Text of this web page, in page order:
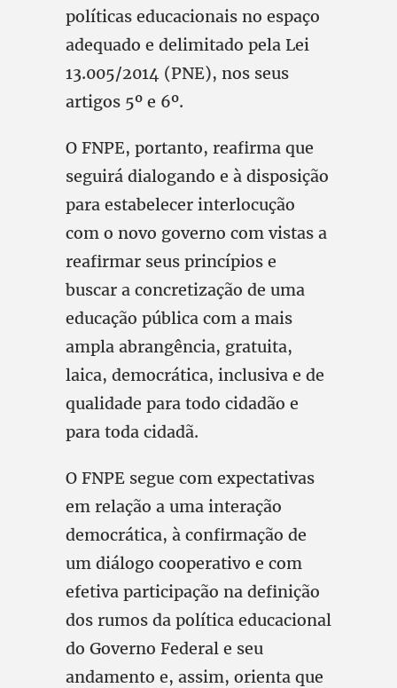
políticas educacionais no espaço
adequado e delimitado pela Lei
13.005/2014 (PNE), nos seus
artigos 5º e 6º.
O FNPE, portanto, reafirma que
seguirá dialogando e à disposição
para estabelecer interlocução
com o novo governo com vistas a
reafirmar seus princípios e
buscar a concretização de uma
educação pública com a mais
ampla abrangência, gratuita,
laica, democrática, inclusiva e de
qualidade para todo cidadão e
para toda cidadã.
O FNPE segue com expectativas
em relação a uma interação
democrática, à confirmação de
um diálogo cooperativo e com
efetiva participação na definição
dos rumos da política educacional
do Governo Federal e seu
andamento e, assim, orienta que